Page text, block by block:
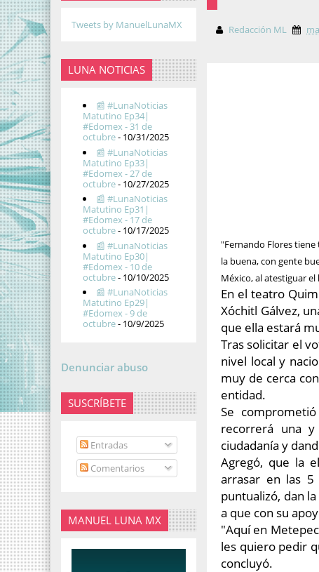
Tweets by ManuelLunaMX
LUNA NOTICIAS
📰 #LunaNoticias
Matutino Ep34|
#Edomex - 31 de
octubre- 10/31/2025
📰 #LunaNoticias
Matutino Ep33|
#Edomex - 27 de
octubre- 10/27/2025
📰 #LunaNoticias
Matutino Ep31|
#Edomex - 17 de
octubre- 10/17/2025
📰 #LunaNoticias
Matutino Ep30|
#Edomex - 10 de
octubre- 10/10/2025
📰 #LunaNoticias
Matutino Ep29|
#Edomex - 9 de
octubre- 10/9/2025
Denunciar abuso
SUSCRÍBETE
Entradas
Comentarios
MANUEL LUNA MX
Redacción ML
"Fernando Flores tiene
la buena, con gente
México, al atestiguar
En el teatro
Xóchitl Gálvez,
que ella estará
Tras solicitar el
nivel local y
muy de cerca
entidad.
Se
recorrerá una
ciudadanía y
Agregó, que la
arrasar en las 5
puntualizó, dan
a que con su
"Aquí en
les quiero pedir
concluyó.